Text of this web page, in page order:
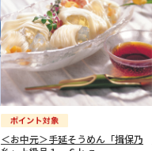
＜お中元＞手延そうめん「揖保乃